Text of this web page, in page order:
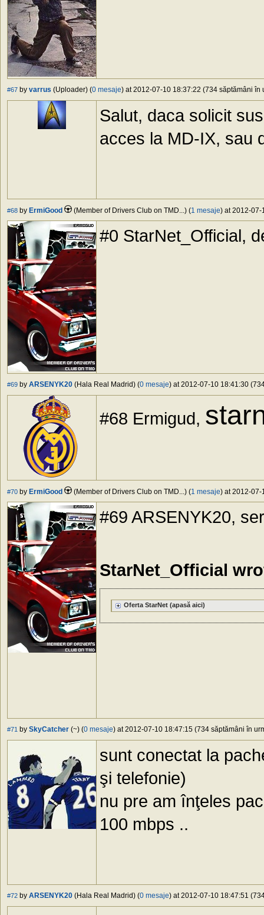
#67 by varrus (Uploader) (0 mesaje) at 2012-07-10 18:37:22 (734 săptămâni în
Salut, daca solicit
acces la MD-IX, sau
#68 by ErmiGood (Member of Drivers Club on TMD...) (1 mesaje) at 2012-07-
#0 StarNet_Official,
#69 by ARSENYK20 (Hala Real Madrid) (0 mesaje) at 2012-07-10 18:41:30
#68 Ermigud,
#70 by ErmiGood (Member of Drivers Club on TMD...) (1 mesaje) at 2012-07-
#69 ARSENYK20,
StarNet_Official
Oferta StarNet (apasă aici)
#71 by SkyCatcher (~) (0 mesaje) at 2012-07-10 18:47:15 (734 săptămâni în
sunt conectat la
şi telefonie)
nu pre am înţeles
100 mbps ..
#72 by ARSENYK20 (Hala Real Madrid) (0 mesaje) at 2012-07-10 18:47:51